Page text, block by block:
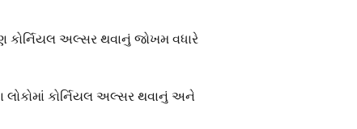
અલ્સર થવાનું જોખમ વધારે
લોકોમાં કોર્નિયલ અલ્સર થવાનું અને